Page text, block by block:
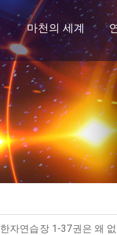
마천의 세계
한자연습장 1-37권은 왜